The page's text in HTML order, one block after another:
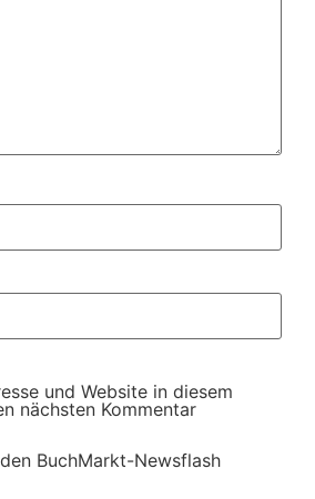
und Website in diesem
nächsten Kommentar
BuchMarkt-Newsflash